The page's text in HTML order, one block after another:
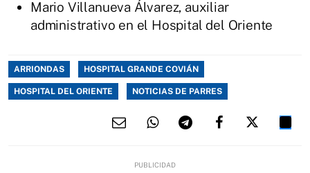
Mario Villanueva Álvarez, auxiliar
administrativo en el Hospital del Oriente
ARRIONDAS HOSPITAL GRANDE COVIÁN
HOSPITAL DEL ORIENTE NOTICIAS DE PARRES